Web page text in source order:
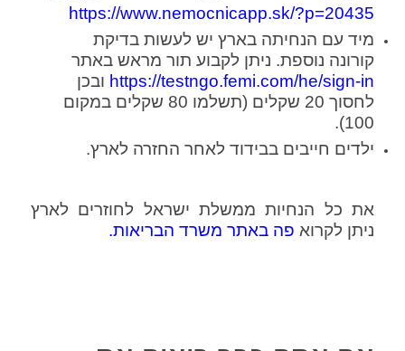
https://www.nemocnicapp.sk/?p=20435
מיד עם הנחיתה בארץ יש לעשות בדיקת
קורונה נוספת. ניתן לקבוע תור מראש באתר
https://testngo.femi.com/he/sign-in ובכן
לחסוך 20 שקלים (תשלמו 80 שקלים במקום
100).
ילדים חייבים בבידוד לאחר החזרה לארץ.
את כל הנחיות ממשלת ישראל לחוזרים לארץ
ניתן לקרוא פה באתר משרד הבריאות.